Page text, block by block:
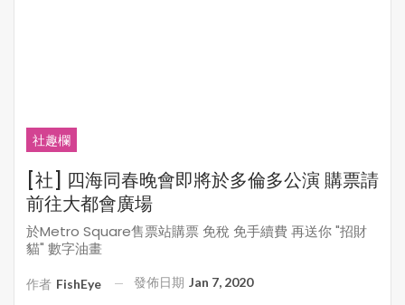
社趣欄
[社] 四海同春晚會即將於多倫多公演 購票請
前往大都會廣場
於Metro Square售票站購票 免稅 免手續費 再送你 "招財
貓" 數字油畫
作者 FishEye 發佈日期 Jan 7, 2020